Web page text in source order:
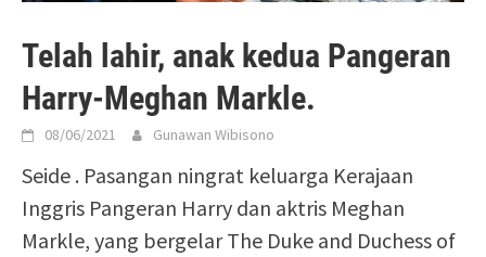
Telah lahir, anak kedua Pangeran
Harry-Meghan Markle.
08/06/2021 Gunawan Wibisono
Seide . Pasangan ningrat keluarga Kerajaan
Inggris Pangeran Harry dan aktris Meghan
Markle, yang bergelar The Duke and Duchess of